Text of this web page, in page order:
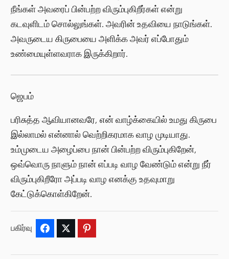
நீங்கள் அவரைப் பின்பற்ற விரும்புகிறீர்கள் என்று
கடவுளிடம் சொல்லுங்கள். அவரின் உதவியை நாடுங்கள்.
அவருடைய கிருபையை அளிக்க அவர் எப்போதும்
உண்மையுள்ளவராக இருக்கிறார்.
ஜெபம்
பரிசுத்த ஆவியானவரே, என் வாழ்க்கையில் உமது கிருபை
இல்லாமல் என்னால் வெற்றிகரமாக வாழ முடியாது.
உம்முடைய அழைப்பை நான் பின்பற்ற விரும்புகிறேன்,
ஒவ்வொரு நாளும் நான் எப்படி வாழ வேண்டும் என்று நீர்
விரும்புகிறீரோ அப்படி வாழ எனக்கு உதவுமாறு
கேட்டுக்கொள்கிறேன்.
பகிர்வு Facebook Twitter